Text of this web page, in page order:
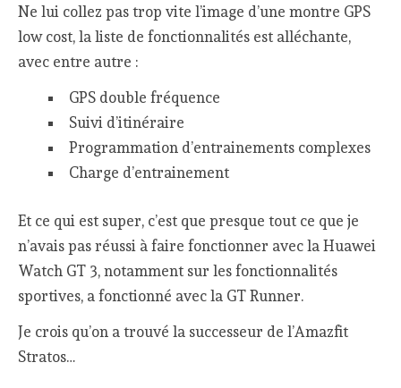
Ne lui collez pas trop vite l’image d’une montre GPS
low cost, la liste de fonctionnalités est alléchante,
avec entre autre :
GPS double fréquence
Suivi d’itinéraire
Programmation d’entrainements complexes
Charge d’entrainement
Et ce qui est super, c’est que presque tout ce que je
n’avais pas réussi à faire fonctionner avec la Huawei
Watch GT 3, notamment sur les fonctionnalités
sportives, a fonctionné avec la GT Runner.
Je crois qu’on a trouvé la successeur de l’Amazfit
Stratos…